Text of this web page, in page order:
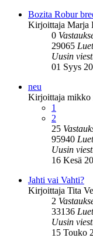
Bozita Robur
Kirjoittaja Marja
0
29065
Uusin
01 Syys
neu
Kirjoittaja mikko
1
2
25
95940
Uusin
16 Kesä
Jahti vai Vahti?
Kirjoittaja Tita
2
33136
Uusin
15 Touko